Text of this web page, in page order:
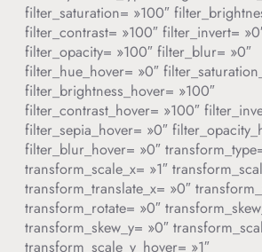
filter_saturation= »100″
filter_contrast= »100″ filter_invert=
filter_opacity= »100″ filter_blur= »0″
filter_hue_hover= »0″
filter_brightness_hover= »100″
filter_contrast_hover= »100″
filter_sepia_hover= »0″
filter_blur_hover= »0″
transform_scale_x= »1″
transform_translate_x= »0″
transform_rotate= »0″
transform_skew_y= »0″
transform_scale_y_hover= »1″